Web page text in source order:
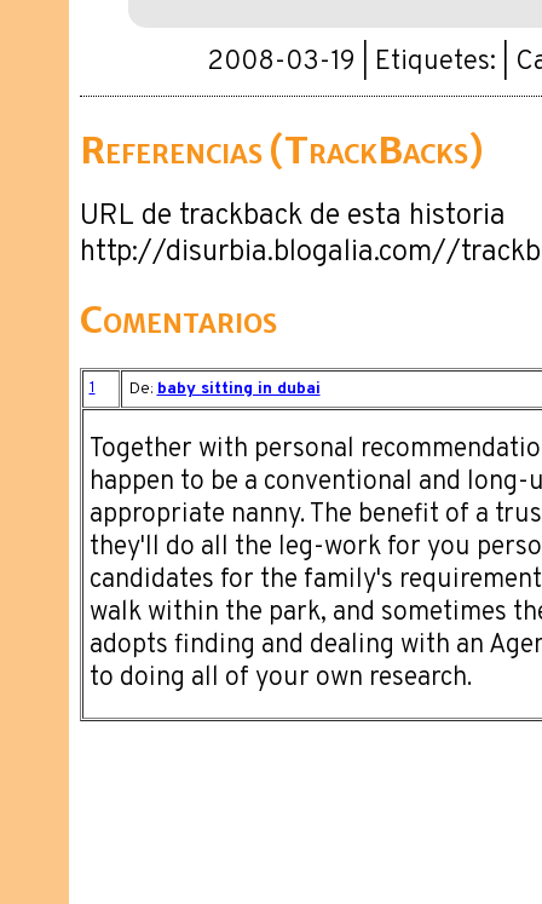
2008-03-19 | Etiquetes: |
Referencias (TrackBacks)
URL de trackback de esta historia
http://disurbia.blogalia.com//
Comentarios
1 De: baby sitting in dubai
Together with personal
happen to be a conventional and
appropriate nanny. The benefit of a
they'll do all the leg-work for you
candidates for the family's
walk within the park, and sometimes
adopts finding and dealing with an
to doing all of your own research.